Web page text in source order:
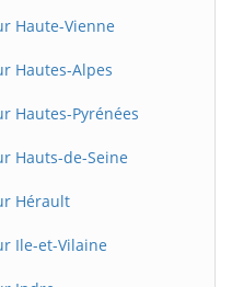
Haute-Vienne
Hautes-Alpes
Hautes-Pyrénées
Hauts-de-Seine
Hérault
Ile-et-Vilaine